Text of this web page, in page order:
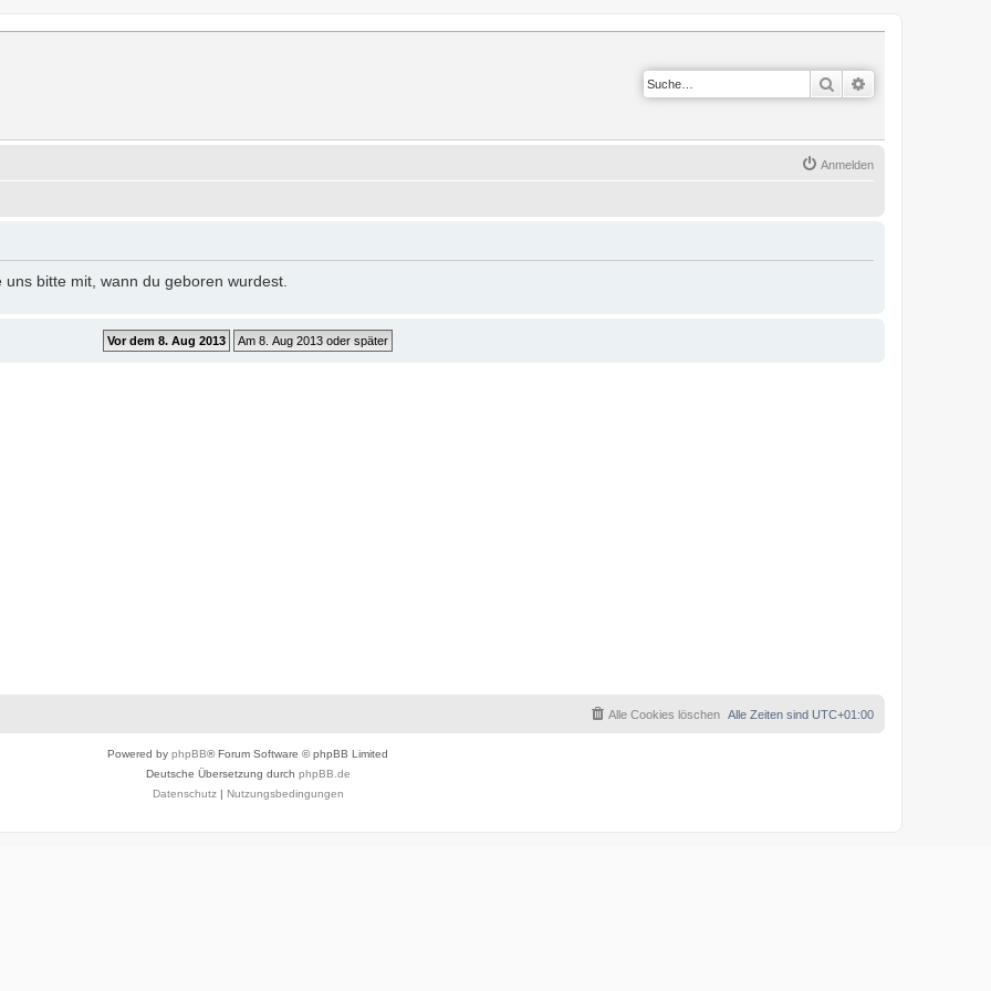
Suche
Anmelden
bitte mit, wann du geboren wurdest.
Alle Zeiten sind UTC+01:00
Alle Cookies löschen
Powered by phpBB® Forum Software © phpBB Limited
Deutsche Übersetzung durch phpBB.de
Datenschutz| Nutzungsbedingungen